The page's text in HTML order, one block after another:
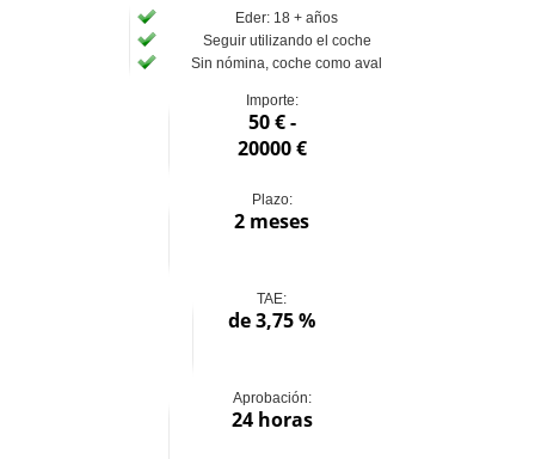
Eder: 18 + años
Seguir utilizando el coche
Sin nómina, coche como aval
Importe:
50 € -
20000 €
Plazo:
2 meses
TAE:
de 3,75 %
Aprobación:
24 horas